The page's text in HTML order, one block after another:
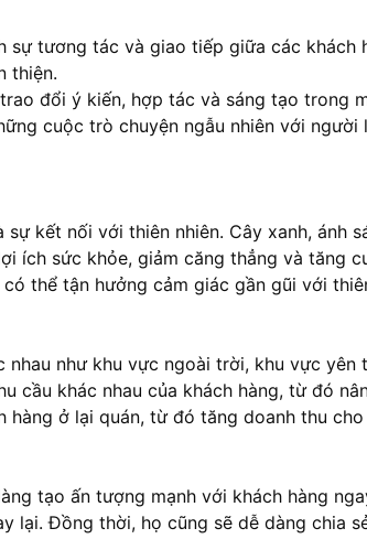
tương tác và giao tiếp giữa các khách
thiện.
đổi ý kiến, hợp tác và sáng tạo trong
cuộc trò chuyện ngẫu nhiên với
sự kết nối với thiên nhiên. Cây xanh, ánh
ích sức khỏe, giảm căng thẳng và tăng
thể tận hưởng cảm giác gần gũi với
như khu vực ngoài trời, khu vực yên
cầu khác nhau của khách hàng, từ đó
ở lại quán, từ đó tăng doanh thu cho
tạo ấn tượng mạnh với khách hàng
lại. Đồng thời, họ cũng sẽ dễ dàng chia